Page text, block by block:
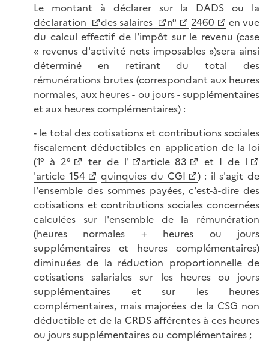
Le montant à déclarer sur la DADS ou la
déclaration
des salaires n° 2460
en vue
du calcul effectif de l'impôt sur le revenu (case
« revenus d'activité nets imposables »)sera ainsi
déterminé en retirant du total des
rémunérations brutes (correspondant aux heures
normales, aux heures - ou jours - supplémentaires
et aux heures complémentaires) :
- le total des cotisations et contributions sociales
fiscalement déductibles en application de la loi
(1° à 2° ter de l' article 83 et I de l
'article 154
quinquies du CGI
) : il s'agit de
l'ensemble des sommes payées, c'est-à-dire des
cotisations et contributions sociales concernées
calculées sur l'ensemble de la rémunération
(heures normales + heures ou jours
supplémentaires et heures complémentaires)
diminuées de la réduction proportionnelle de
cotisations salariales sur les heures ou jours
supplémentaires et sur les heures
complémentaires, mais majorées de la CSG non
déductible et de la CRDS afférentes à ces heures
ou jours supplémentaires ou complémentaires ;